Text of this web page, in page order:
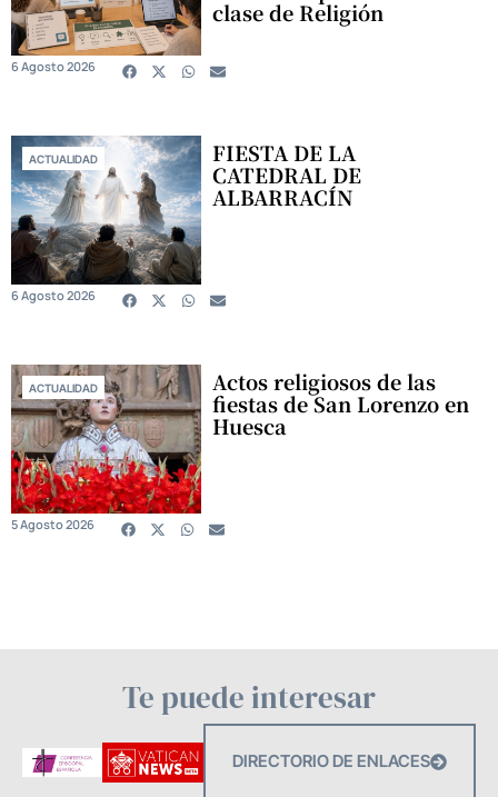
clase de Religión
6 Agosto 2026
ACTUALIDAD FIESTA DE LA
CATEDRAL DE
ALBARRACÍN
6 Agosto 2026
ACTUALIDAD Actos religiosos de las
fiestas de San Lorenzo en
Huesca
5 Agosto 2026
Te puede interesar
DIRECTORIO DE ENLACES